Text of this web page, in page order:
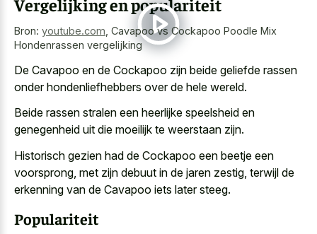
Vergelijking en populariteit
Bron: youtube.com Cavapoo vs Cockapoo Poodle Mix
Hondenrassen vergelijking
De Cavapoo en de Cockapoo zijn beide geliefde rassen
onder hondenliefhebbers over de hele wereld.
Beide rassen stralen een heerlijke speelsheid en
genegenheid uit die moeilijk te weerstaan zijn.
Historisch gezien had de Cockapoo een beetje een
voorsprong, met zijn debuut in de jaren zestig, terwijl de
erkenning van de Cavapoo iets later steeg.
Populariteit